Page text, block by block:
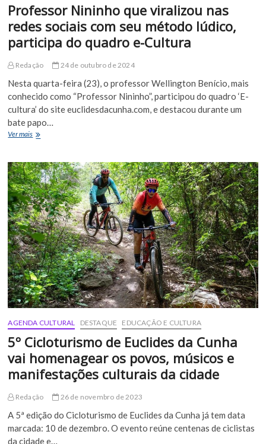
Professor Nininho que viralizou nas
redes sociais com seu método lúdico,
participa do quadro e-Cultura
Redação 24 de outubro de 2024
Nesta quarta-feira (23), o professor Wellington Benício, mais
conhecido como “Professor Nininho”, participou do quadro ‘E-
cultura’ do site euclidesdacunha.com, e destacou durante um
bate papo…
Ver maisProfessor
viralizou
nas
redes
sociais
com
seu
método
lúdico,
participa
do
quadro
e-
Cultura
AGENDA CULTURAL DESTAQUE EDUCAÇÃO E CULTURA
5º Cicloturismo de Euclides da Cunha
vai homenagear os povos, músicos e
manifestações culturais da cidade
Redação 26 de novembro de 2023
A 5ª edição do Cicloturismo de Euclides da Cunha já tem data
marcada: 10 de dezembro. O evento reúne centenas de ciclistas
da cidade e…